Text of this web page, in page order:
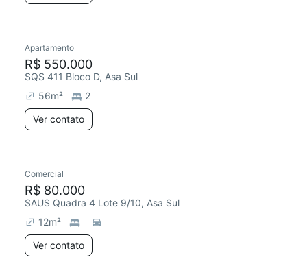
Apartamento
R$ 550.000
SQS 411 Bloco D, Asa Sul
56m²
2
Ver contato
Comercial
R$ 80.000
SAUS Quadra 4 Lote 9/10, Asa Sul
12m²
Ver contato